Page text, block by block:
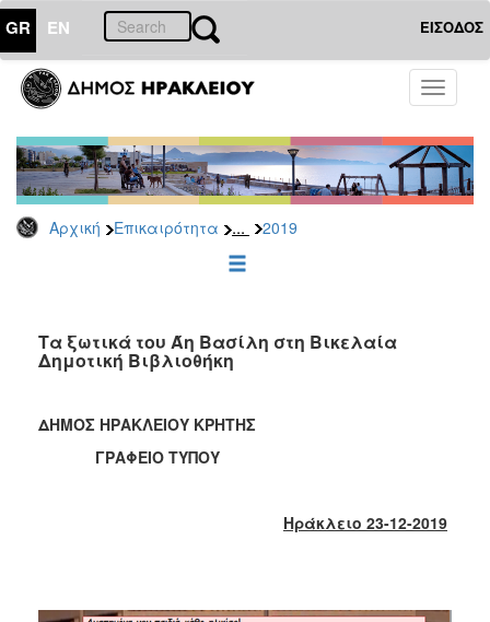
GR EN ΕΙΣΟΔΟΣ
Toggle
Αρχική Επικαιρότητα ... 2019
ΕΠΙΚΑΙΡΟΤΗΤΑ
Τύπου
Αρχείο
2026
2025
2022
2021
2019
2018
Τα ξωτικά του Άη Βασίλη στη Βικελαία
Δημοτική Βιβλιοθήκη
ΔΗΜΟΣ ΗΡΑΚΛΕΙΟΥ ΚΡΗΤΗΣ
ΓΡΑΦΕΙΟ ΤΥΠΟΥ
Ηράκλειο 23-12-2019